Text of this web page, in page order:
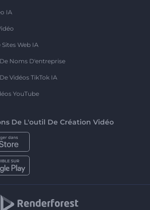
IA
Web IA
Noms D'entreprise
Vidéos TikTok IA
YouTube
De L'outil De Création Vidéo